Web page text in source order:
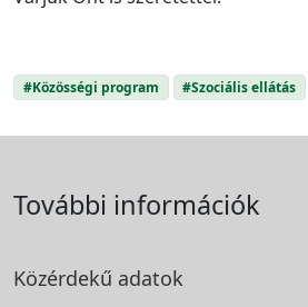
#Közösségi program #Szociális ellátás
További információk
Közérdekű adatok